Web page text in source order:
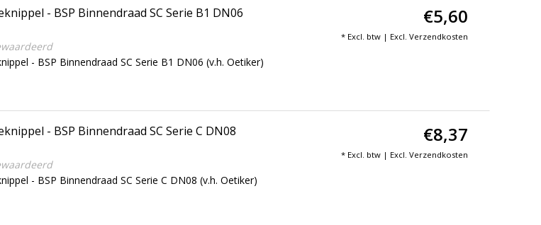
- BSP Binnendraad SC Serie B1 DN06
- BSP Binnendraad SC Serie B1 DN06 (v.h. Oetiker)
€5,60
* Excl. btw | Excl. Verzendkosten
- BSP Binnendraad SC Serie C DN08
- BSP Binnendraad SC Serie C DN08 (v.h. Oetiker)
€8,37
* Excl. btw | Excl. Verzendkosten